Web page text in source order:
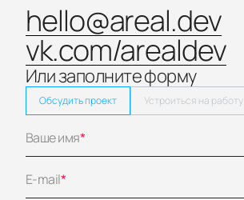
hello@areal.dev
vk.com/arealdev
Или заполните форму
Обсудить проект Устроиться на работу
Ваше имя*
E-mail*